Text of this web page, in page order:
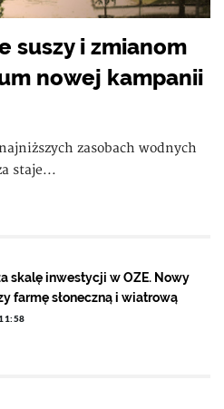
suszy i zmianom
nowej kampanii
zasobach wodnych
staje...
skalę inwestycji w OZE. Nowy
farmę słoneczną i wiatrową